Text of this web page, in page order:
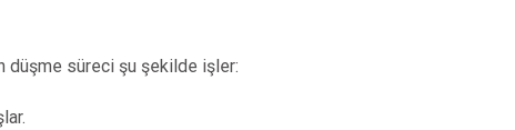
düşme süreci şu şekilde işler: